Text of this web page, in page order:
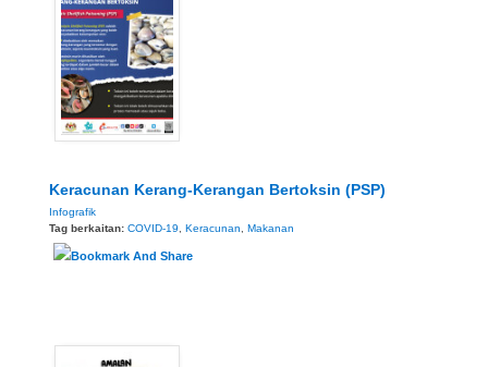
Keracunan Kerang-Kerangan Bertoksin (PSP)
Infografik
Tag berkaitan: COVID-19, Keracunan, Makanan